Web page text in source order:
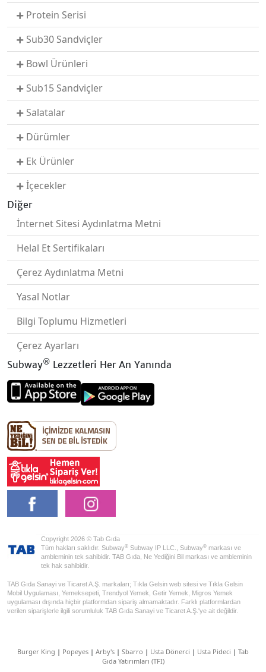
Protein Serisi
Sub30 Sandviçler
Bowl Ürünleri
Sub15 Sandviçler
Salatalar
Dürümler
Ek Ürünler
İçecekler
Diğer
İnternet Sitesi Aydınlatma Metni
Helal Et Sertifikaları
Çerez Aydınlatma Metni
Yasal Notlar
Bilgi Toplumu Hizmetleri
Çerez Ayarları
Subway® Lezzetleri Her An Yanında
Copyright 2026 © Tab Gıda
Tüm hakları saklıdır. Subway® Subway IP LLC., Subway® markası ve
ambleminin tek sahibidir. TAB Gıda, Ne Yediğini Bil markası ve ambleminin
tek hak sahibidir.
TAB Gıda Sanayi ve Ticaret A.Ş. markaları; Tıkla Gelsin web sitesi ve Tıkla Gelsin
Mobil Uygulaması, Yemeksepeti, Trendyol Yemek, Getir Yemek, Migros Yemek
uygulaması dışında hiçbir platformdan sipariş almamaktadır. Farklı platformlardan
verilen siparişlerle ilgili sorumluluk TAB Gıda Sanayi ve Ticaret A.Ş.'ye ait değildir.
Burger King | Popeyes | Arby's | Sbarro | Usta Dönerci | Usta Pideci | Tab
Gıda Yatırımları (TFI)